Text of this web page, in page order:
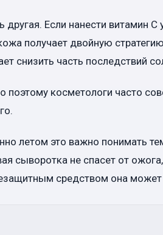
другая. Если нанести витамин
получает двойную
снизить часть последствий
поэтому косметологи часто
летом это важно понимать
сыворотка не спасет от
средством она